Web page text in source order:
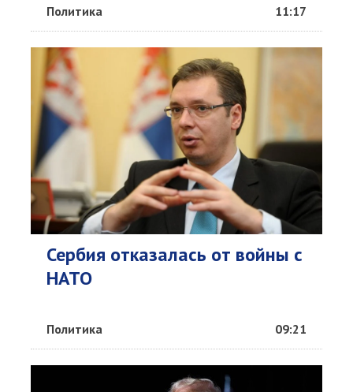
Политика 11:17
Сербия отказалась от войны с
НАТО
Политика 09:21